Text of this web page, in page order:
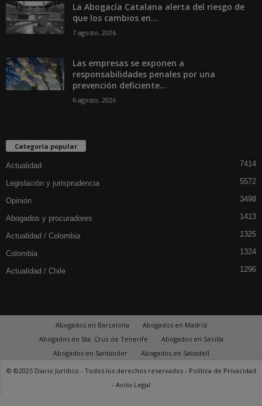
La Abogacía Catalana alerta del riesgo de
que los cambios en...
7 agosto, 2026
Las empresas se exponen a
responsabilidades penales por una
prevención deficiente...
6 agosto, 2026
Categoría popular
Actualidad 7414
Legislación y jurisprudencia 5572
Opinión 3498
Abogados y procuradores 1413
Actualidad / Colombia 1325
Colombia 1324
Actualidad / Chile 1296
Abogados en Barcelona
Abogados en Madrid
Abogados en Sta. Cruz de Tenerife
Abogados en Sevilla
Abogados en Santander
Abogados en Sabadell
© ©2025 Diario Jurídico - Todos los derechos reservados - Política de Privacidad
- Aviso Legal